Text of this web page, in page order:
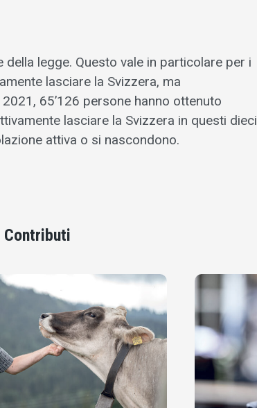
della legge. Questo vale in particolare per i
lasciare la Svizzera, ma
65’126 persone hanno ottenuto
lasciare la Svizzera in questi dieci
attiva o si nascondono.
Contributi